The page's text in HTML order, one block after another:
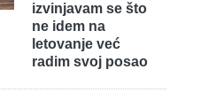
izvinjavam se što
ne idem na
letovanje već
radim svoj posao